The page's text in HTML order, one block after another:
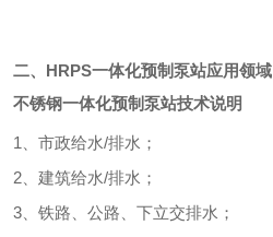
二、HRPS一体化预制泵站应用领域
不锈钢一体化预制泵站技术说明
1、市政给水/排水；
2、建筑给水/排水；
3、铁路、公路、下立交排水；